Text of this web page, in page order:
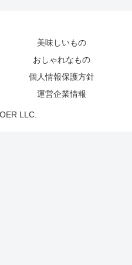
美味しいもの
おしゃれなもの
個人情報保護方針
運営企業情報
LLC.